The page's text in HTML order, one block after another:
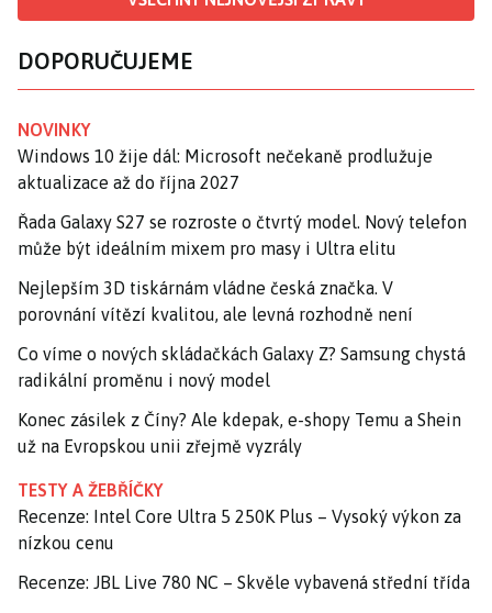
DOPORUČUJEME
NOVINKY
Windows 10 žije dál: Microsoft nečekaně prodlužuje
aktualizace až do října 2027
Řada Galaxy S27 se rozroste o čtvrtý model. Nový telefon
může být ideálním mixem pro masy i Ultra elitu
Nejlepším 3D tiskárnám vládne česká značka. V
porovnání vítězí kvalitou, ale levná rozhodně není
Co víme o nových skládačkách Galaxy Z? Samsung chystá
radikální proměnu i nový model
Konec zásilek z Číny? Ale kdepak, e-shopy Temu a Shein
už na Evropskou unii zřejmě vyzrály
TESTY A ŽEBŘÍČKY
Recenze: Intel Core Ultra 5 250K Plus – Vysoký výkon za
nízkou cenu
Recenze: JBL Live 780 NC – Skvěle vybavená střední třída